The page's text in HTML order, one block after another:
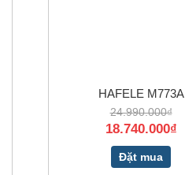
HAFELE M773A
24.990.000₫
18.740.000₫
Đặt mua